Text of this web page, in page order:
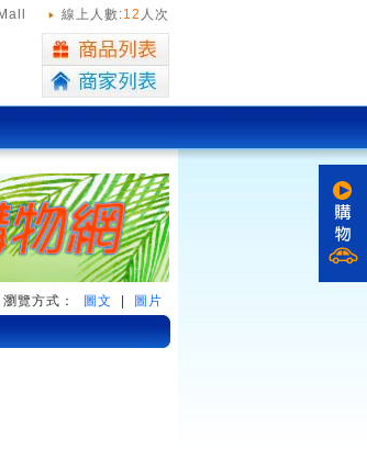
線上人數:12 人次
瀏覽方式： 圖文 圖片